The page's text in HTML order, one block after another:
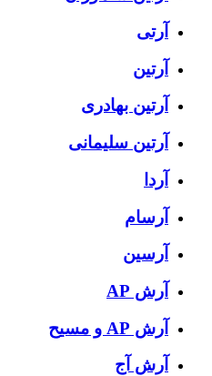
آرتی
آرتین
آرتین بهادری
آرتین سلیمانی
آردا
آرسام
آرسین
آرش AP
آرش AP و مسیح
آرش آج